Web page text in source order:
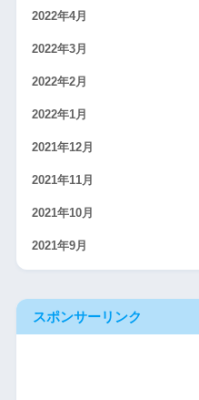
2022年4月
2022年3月
2022年2月
2022年1月
2021年12月
2021年11月
2021年10月
2021年9月
スポンサーリンク